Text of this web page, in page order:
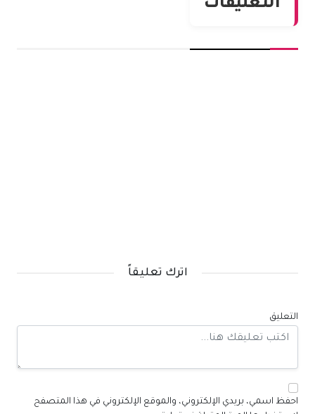
التعليقات
اترك تعليقاً
التعليق
احفظ اسمي، بريدي الإلكتروني، والموقع الإلكتروني في هذا المتصفح